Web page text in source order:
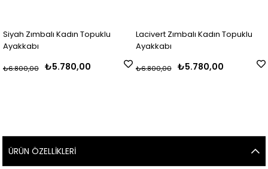
Kadın Topuklu
₺5.780,00
Lacivert Zımbalı Kadın Topuklu
Ayakkabı
₺5.780,00
₺6.800,00
Siyah
ÜRÜN ÖZELLIKLERI